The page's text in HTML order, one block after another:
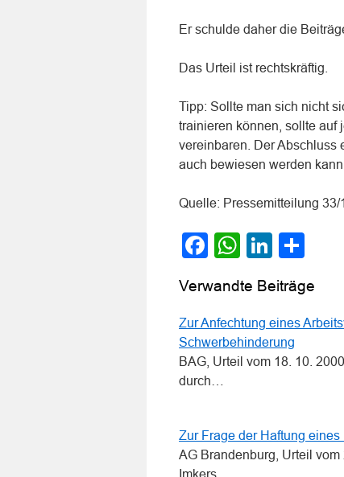
Er schulde daher die
Das Urteil ist rechtskräftig.
Tipp: Sollte man sich nicht
trainieren können, sollte auf
vereinbaren. Der Abschluss
auch bewiesen werden kann.
Quelle: Pressemitteilung
Facebook
WhatsApp
Verwandte Beiträge
Zur Anfechtung eines
Schwerbehinderung
BAG, Urteil vom 18. 10.
durch…
Zur Frage der Haftung
AG Brandenburg, Urteil
Imkers…